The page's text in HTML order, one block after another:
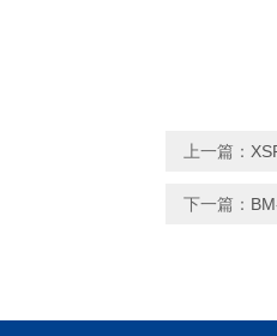
上一篇：
下一篇：